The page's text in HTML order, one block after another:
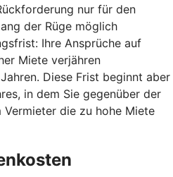
nur für den
der Rüge möglich
Ihre Ansprüche auf
Miete verjähren
Diese Frist beginnt aber
in dem Sie gegenüber der
die zu hohe Miete